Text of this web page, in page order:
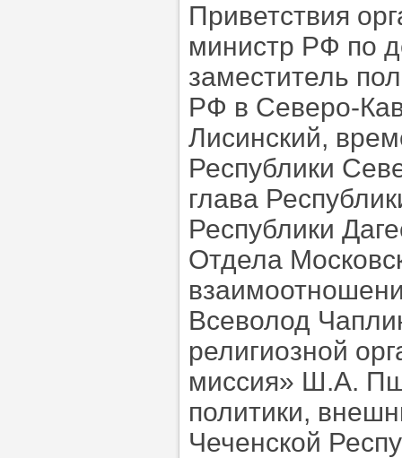
Приветствия
министр РФ по
заместитель
РФ в Северо-
Лисинский,
Республики
глава
Республики
Отдела
Всеволод
религиозной
миссия» Ш.А.
политики,
Чеченской